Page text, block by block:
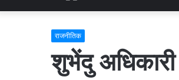
राजनीतिक
शुभेंदु